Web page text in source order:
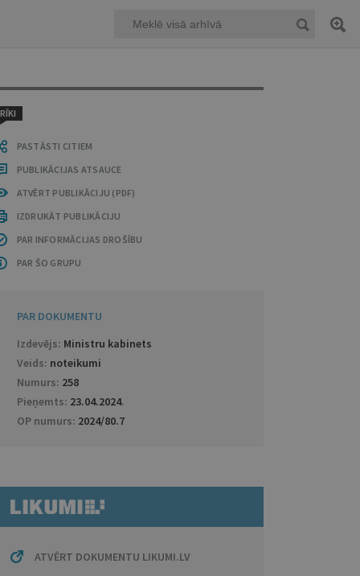
RĪKI
PASTĀSTI CITIEM
PUBLIKĀCIJAS ATSAUCE
ATVĒRT PUBLIKĀCIJU (PDF)
IZDRUKĀT PUBLIKĀCIJU
PAR INFORMĀCIJAS DROŠĪBU
PAR ŠO GRUPU
PAR DOKUMENTU
Izdevējs: Ministru kabinets
Veids: noteikumi
Numurs: 258
Pieņemts: 23.04.2024.
OP numurs: 2024/80.7
ATVĒRT DOKUMENTU LIKUMI.LV